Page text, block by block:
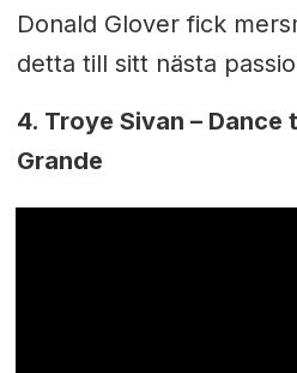
Donald Glover fick
detta till sitt nästa
4. Troye Sivan –
Grande